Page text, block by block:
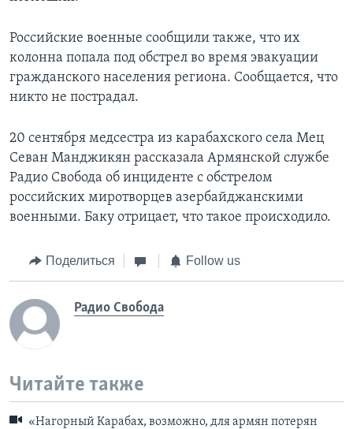
Российские военные сообщили также, что их
колонна попала под обстрел во время эвакуации
гражданского населения региона. Сообщается, что
никто не пострадал.
20 сентября медсестра из карабахского села Мец
Севан Манджикян рассказала Армянской службе
Радио Свобода об инциденте с обстрелом
российских миротворцев азербайджанскими
военными. Баку отрицает, что такое происходило.
Поделиться Follow us
Радио Свобода
Читайте также
«Нагорный Карабах, возможно, для армян потерян